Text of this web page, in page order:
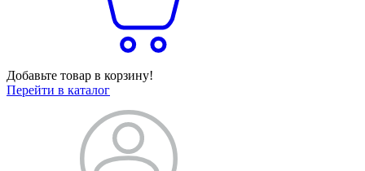
Добавьте товар в корзину!
Перейти в каталог